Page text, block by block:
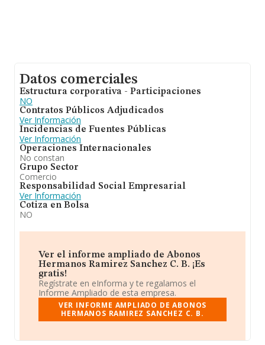
Datos comerciales
Estructura corporativa - Participaciones
NO
Contratos Públicos Adjudicados
Ver Información
Incidencias de Fuentes Públicas
Ver Información
Operaciones Internacionales
No constan
Grupo Sector
Comercio
Responsabilidad Social Empresarial
Ver Información
Cotiza en Bolsa
NO
Ver el informe ampliado de Abonos
Hermanos Ramirez Sanchez C. B. ¡Es
gratis!
Regístrate en eInforma y te regalamos el
Informe Ampliado de esta empresa.
VER INFORME AMPLIADO DE ABONOS
HERMANOS RAMIREZ SANCHEZ C. B.